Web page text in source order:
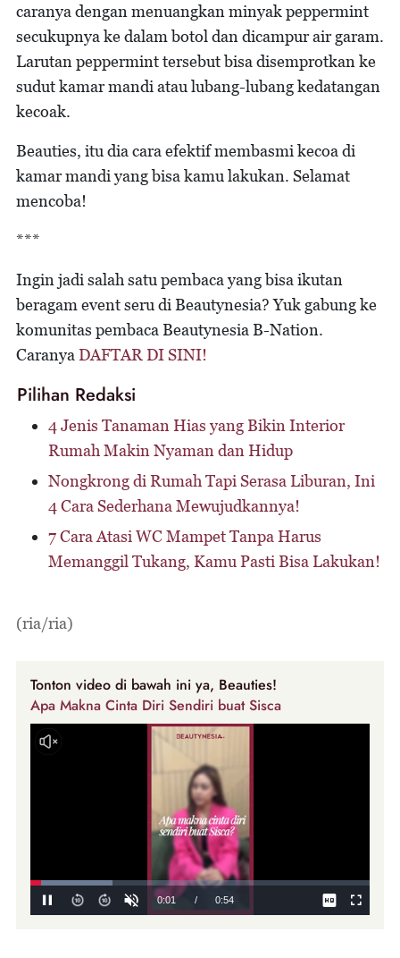
caranya dengan menuangkan minyak peppermint
secukupnya ke dalam botol dan dicampur air garam.
Larutan peppermint tersebut bisa disemprotkan ke
sudut kamar mandi atau lubang-lubang kedatangan
kecoak.
Beauties, itu dia cara efektif membasmi kecoa di
kamar mandi yang bisa kamu lakukan. Selamat
mencoba!
***
Ingin jadi salah satu pembaca yang bisa ikutan
beragam event seru di Beautynesia? Yuk gabung ke
komunitas pembaca Beautynesia B-Nation.
Caranya DAFTAR DI SINI!
Pilihan Redaksi
4 Jenis Tanaman Hias yang Bikin Interior
Rumah Makin Nyaman dan Hidup
Nongkrong di Rumah Tapi Serasa Liburan, Ini
4 Cara Sederhana Mewujudkannya!
7 Cara Atasi WC Mampet Tanpa Harus
Memanggil Tukang, Kamu Pasti Bisa Lakukan!
(ria/ria)
Tonton video di bawah ini ya, Beauties!
Apa Makna Cinta Diri Sendiri buat Sisca